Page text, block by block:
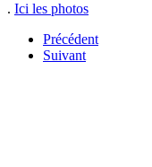
. Ici les photos
Précédent
Suivant